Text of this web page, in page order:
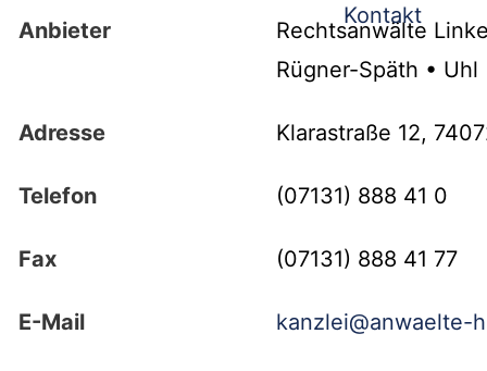
Kontakt
Anbieter
Rechtsanwälte
Rügner-Späth • Uhl
Adresse Klarastraße 12,
Telefon (07131) 888 41 0
Fax (07131) 888 41 77
E-Mail kanzlei@anwaelte-